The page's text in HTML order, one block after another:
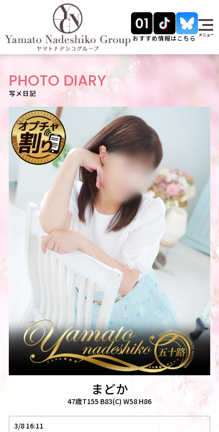
おすすめ情報はこちら メニュー
PHOTO DIARY
写メ日記
まどか
47歳T155 B83(C) W58 H86
3/8 16:11